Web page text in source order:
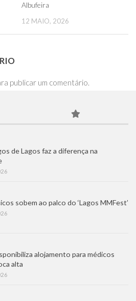
Albufeira
12 MAIO, 2026
publicar um comentário.
de Lagos faz a diferença na
sobem ao palco do ‘Lagos MMFest’
alojamento para médicos
alta